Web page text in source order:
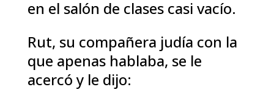
en el salón de clases casi vacío.
Rut, su compañera judía con la
que apenas hablaba, se le
acercó y le dijo: